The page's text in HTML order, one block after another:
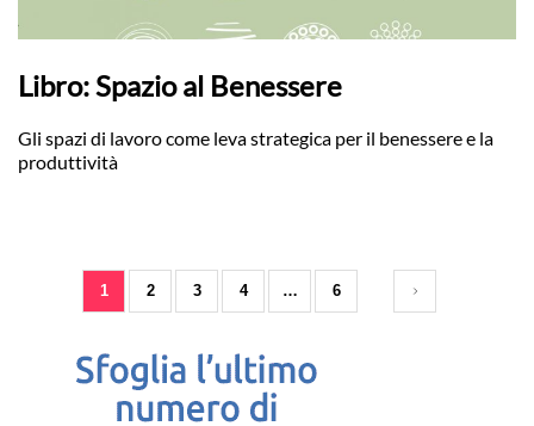
Libro: Spazio al Benessere
Gli spazi di lavoro come leva strategica per il benessere e la
produttività
1 2 3 4 … 6